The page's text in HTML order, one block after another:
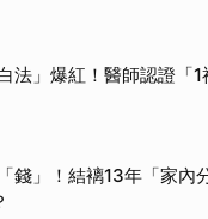
法」爆紅！醫師認證「
錢」！結褵13年「家